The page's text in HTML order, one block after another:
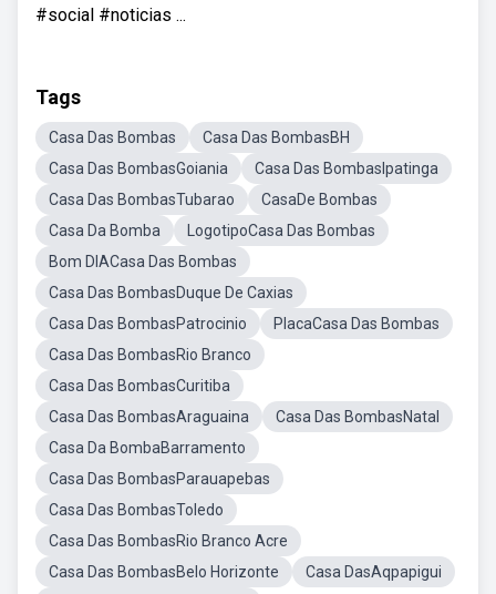
#social #noticias ...
Tags
Casa Das Bombas
Casa Das BombasBH
Casa Das BombasGoiania
Casa Das BombasIpatinga
Casa Das BombasTubarao
CasaDe Bombas
Casa Da Bomba
LogotipoCasa Das Bombas
Bom DIACasa Das Bombas
Casa Das BombasDuque De Caxias
Casa Das BombasPatrocinio
PlacaCasa Das Bombas
Casa Das BombasRio Branco
Casa Das BombasCuritiba
Casa Das BombasAraguaina
Casa Das BombasNatal
Casa Da BombaBarramento
Casa Das BombasParauapebas
Casa Das BombasToledo
Casa Das BombasRio Branco Acre
Casa Das BombasBelo Horizonte
Casa DasAqpapigui